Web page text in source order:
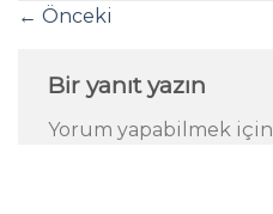
← Önceki
Bir yanıt yazın
Yorum yapabilmek için